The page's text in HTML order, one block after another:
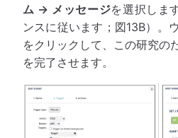
ム → メッセージを選択しま
ンスに従います；図13B）。
をクリックして、この研究の
を完了させます。